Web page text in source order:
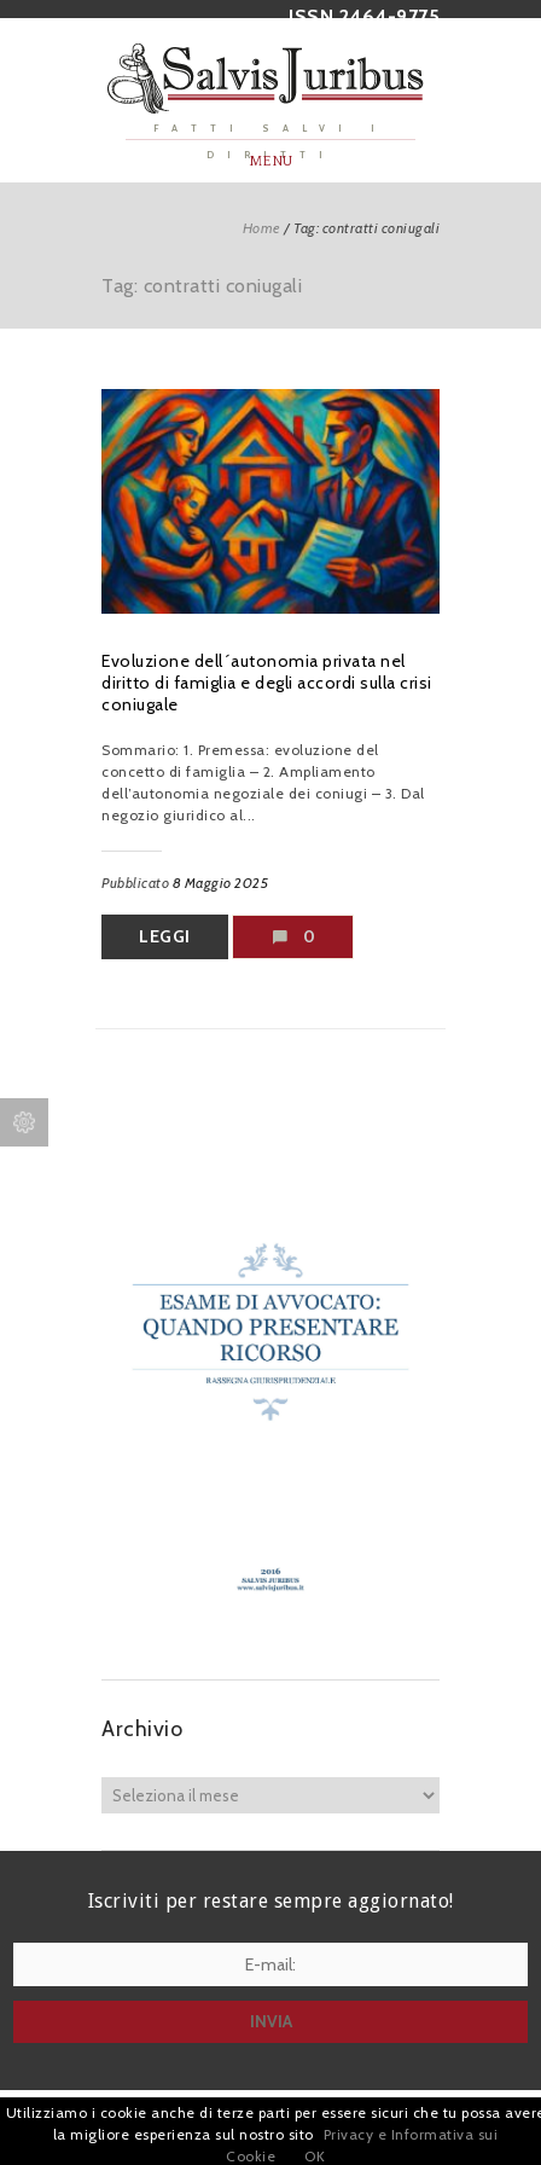
ISSN 2464-9775
FATTI SALVI I
DIRITTI
MENU
Home / Tag: contratti coniugali
Tag: contratti coniugali
Evoluzione dell´autonomia privata nel
diritto di famiglia e degli accordi sulla crisi
coniugale
Sommario: 1. Premessa: evoluzione del
concetto di famiglia – 2. Ampliamento
dell’autonomia negoziale dei coniugi – 3. Dal
negozio giuridico al...
Pubblicato 8 Maggio 2025
LEGGI 0
Archivio
Iscriviti per restare sempre aggiornato!
| Avv. Giacomo Romano |
Utilizziamo i cookie anche di terze parti per essere sicuri che tu possa
la migliore esperienza sul nostro sito
Privacy e Informativa sui
Cookie
OK